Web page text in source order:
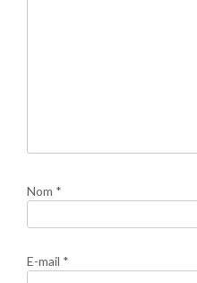
Nom *
E-mail *